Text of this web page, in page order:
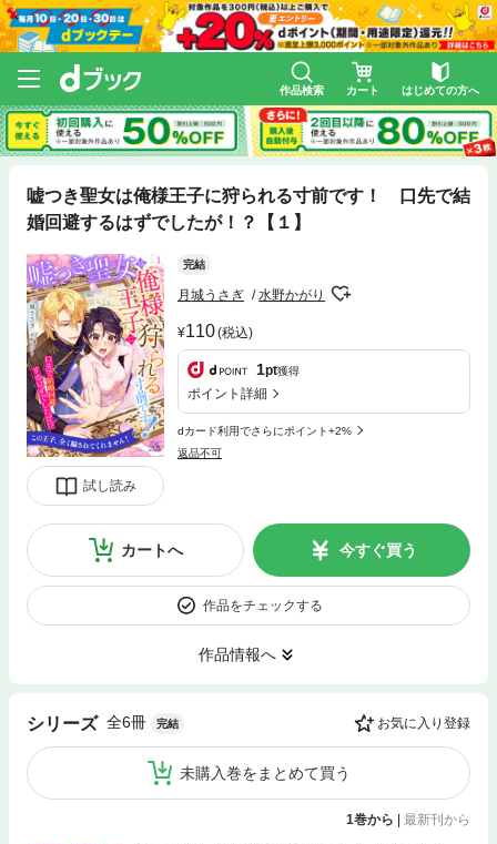
作品検索 カート はじめての方へ
嘘つき聖女は俺様王子に狩られる寸前です！ 口先で結
婚回避するはずでしたが！？【１】
試し読み
完結
月城うさぎ 水野かがり
110(税込)
1pt獲得
ポイント詳細
dカード利用でさらにポイント+2%
返品不可
カートへ 今すぐ買う
作品をチェックする
作品情報へ
シリーズ 全6冊 完結 お気に入り登録
未購入巻をまとめて買う
1巻から | 最新刊から